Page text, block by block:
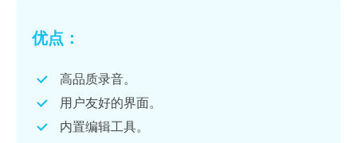
优点：
高品质录音。
用户友好的界面。
内置编辑工具。